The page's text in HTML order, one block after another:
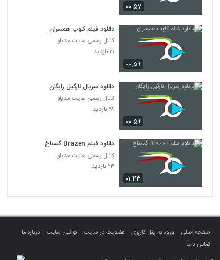
۰۰:۵۷
۰۰:۵۹
دانلود فیلم کلوپ همسران
کانال رسمی سایت مدیلو
۲۱ بازدید
۰۰:۵۹
دانلود سریال نارگیل رایگان
کانال رسمی سایت مدیلو
۲۸ بازدید
۰۱:۴۳
دانلود فیلم Brazen گستاخ
کانال رسمی سایت مدیلو
۲۳ بازدید
صفحه اصلی ورود به پنل کاربری عضویت در سایت قوانین سایت
درباره ما
تماس با ما